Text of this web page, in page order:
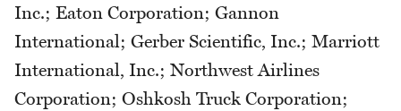
Inc.; Eaton Corporation; Gannon
International; Gerber Scientific, Inc.; Marriott
International, Inc.; Northwest Airlines
Corporation; Oshkosh Truck Corporation;